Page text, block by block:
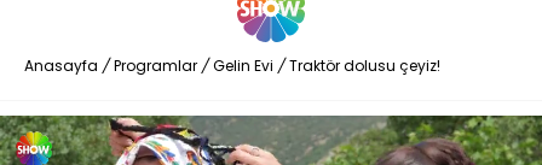
Anasayfa / Programlar / Gelin Evi / Traktör dolusu çeyiz!